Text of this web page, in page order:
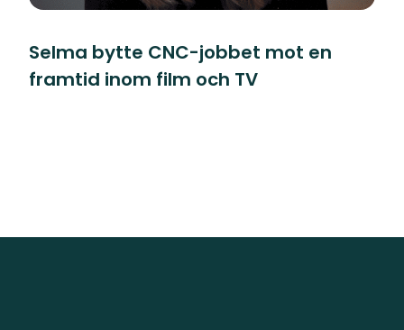
Selma bytte CNC-jobbet mot en
framtid inom film och TV